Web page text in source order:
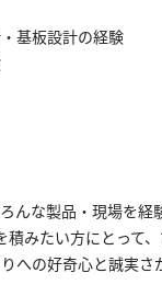
基板設計の経験
んな製品・現場を経
みたい方にとって、
への好奇心と誠実さ